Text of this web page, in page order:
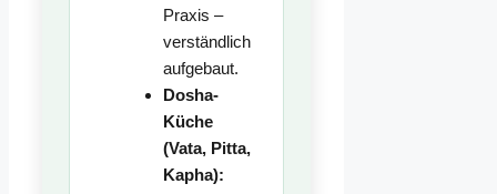
Praxis –
verständlich
aufgebaut.
Dosha-
Küche
(Vata, Pitta,
Kapha):